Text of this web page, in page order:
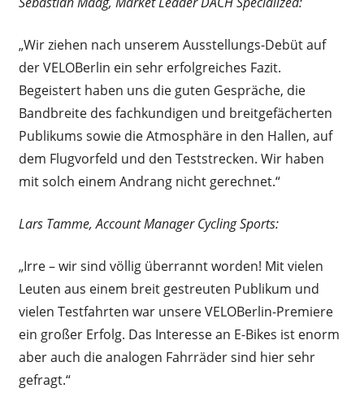
„Wir ziehen nach unserem Ausstellungs-Debüt auf
der VELOBerlin ein sehr erfolgreiches Fazit.
Begeistert haben uns die guten Gespräche, die
Bandbreite des fachkundigen und breitgefächerten
Publikums sowie die Atmosphäre in den Hallen, auf
dem Flugvorfeld und den Teststrecken. Wir haben
mit solch einem Andrang nicht gerechnet.“
Lars Tamme, Account Manager Cycling Sports:
„Irre – wir sind völlig überrannt worden! Mit vielen
Leuten aus einem breit gestreuten Publikum und
vielen Testfahrten war unsere VELOBerlin-Premiere
ein großer Erfolg. Das Interesse an E-Bikes ist enorm
aber auch die analogen Fahrräder sind hier sehr
gefragt.“